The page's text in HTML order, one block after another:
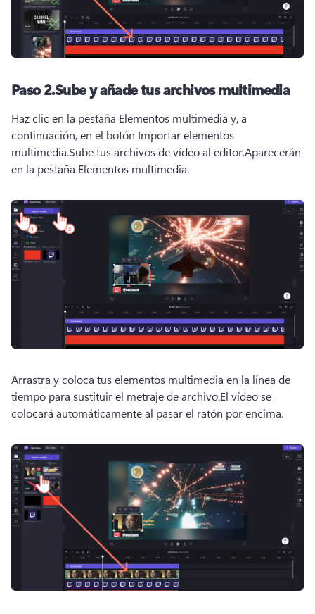
Paso 2.Sube y añade tus archivos multimedia
Haz clic en la pestaña Elementos multimedia y, a
continuación, en el botón Importar elementos
multimedia.Sube tus archivos de vídeo al editor.Aparecerán
en la pestaña Elementos multimedia.
Arrastra y coloca tus elementos multimedia en la línea de
tiempo para sustituir el metraje de archivo.El vídeo se
colocará automáticamente al pasar el ratón por encima.